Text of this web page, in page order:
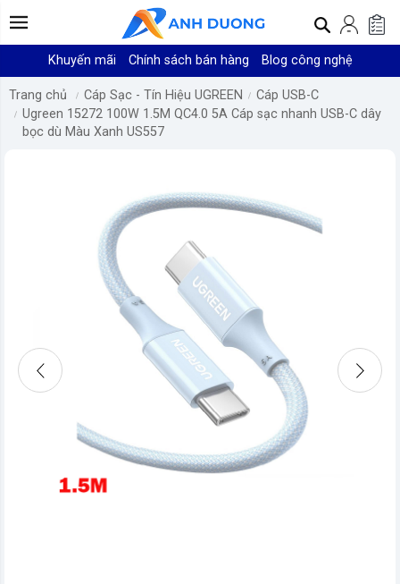
Khuyến mãi Chính sách bán hàng Blog công nghệ
Trang chủ Cáp Sạc - Tín Hiệu UGREEN
Cáp USB-C
Ugreen 15272 100W 1.5M QC4.0 5A Cáp sạc nhanh USB-C dây
bọc dù Màu Xanh US557